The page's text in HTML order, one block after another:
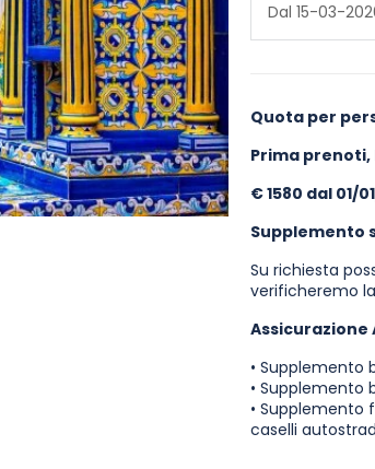
Dal 15-03-
Quota per
Prima prenoti,
€ 1580 dal 01/
Supplemento
Su richiesta
verificheremo
• Supplemento
• Supplemento
• Supplemento
caselli